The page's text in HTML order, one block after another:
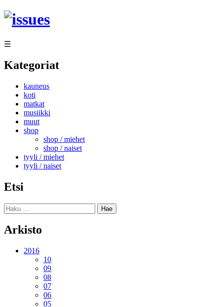
Siirry
sisältöön
☰
Kategoriat
kauneus
koti
matkat
musiikki
muut
shop
shop / miehet
shop / naiset
tyyli / miehet
tyyli / naiset
Etsi
Haku:
Arkisto
2016
10
09
08
07
06
05